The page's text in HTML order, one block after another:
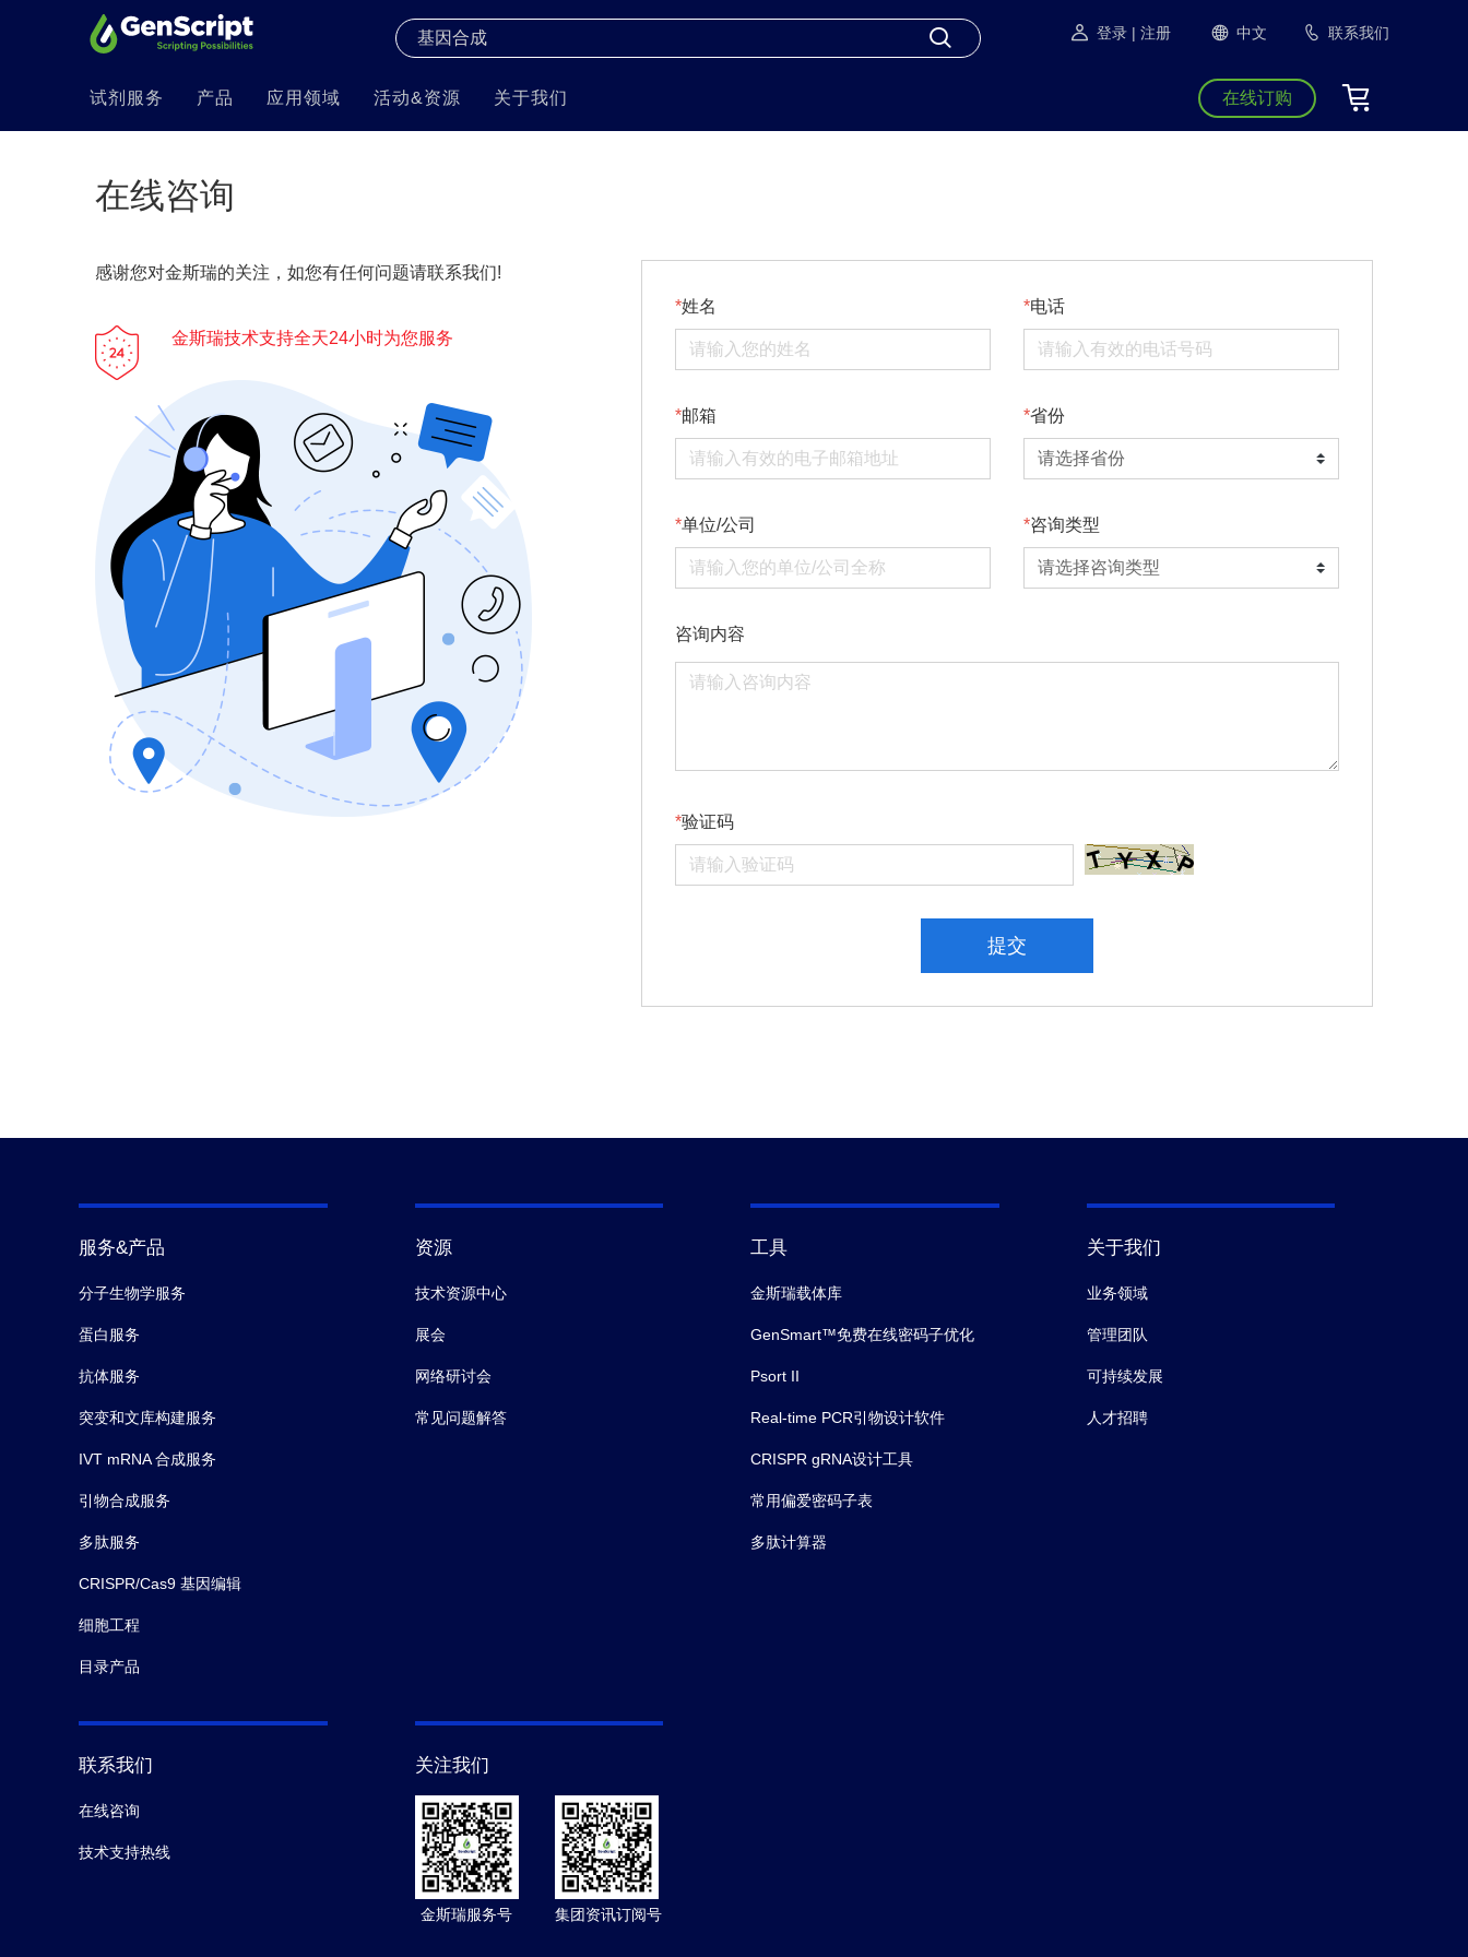
登录 | 注册 中文 联系我们
试剂服务 产品 应用领域 活动&资源 关于我们 在线订购
在线咨询
感谢您对金斯瑞的关注，如您有任何问题请联系我们!
金斯瑞技术支持全天24小时为您服务
姓名 电话
邮箱 省份
单位/公司 咨询类型
咨询内容
验证码
提交
服务&产品
分子生物学服务
蛋白服务
抗体服务
突变和文库构建服务
IVT mRNA 合成服务
引物合成服务
多肽服务
CRISPR/Cas9 基因编辑
细胞工程
目录产品
资源
技术资源中心
展会
网络研讨会
常见问题解答
工具
金斯瑞载体库
GenSmart™免费在线密码子优化
Psort II
Real-time PCR引物设计软件
CRISPR gRNA设计工具
常用偏爱密码子表
多肽计算器
关于我们
业务领域
管理团队
可持续发展
人才招聘
联系我们
在线咨询
技术支持热线
关注我们
金斯瑞服务号 集团资讯订阅号